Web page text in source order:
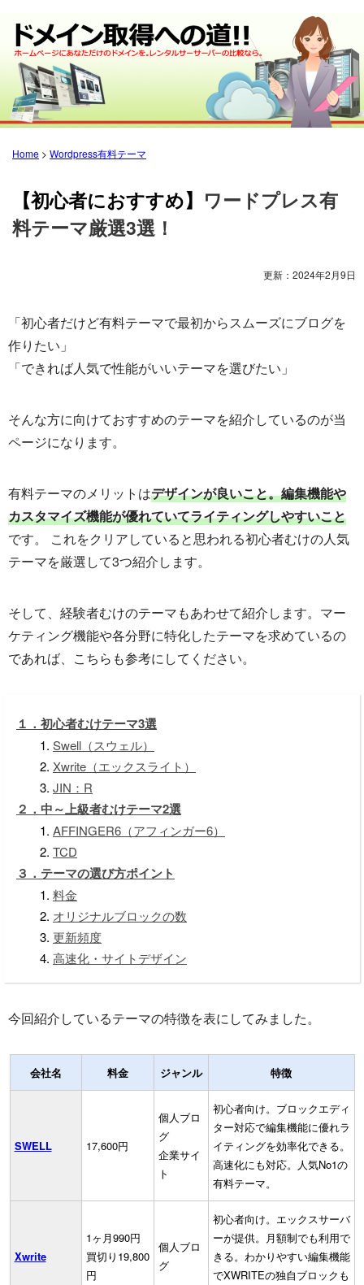
Home > Wordpress有料テーマ
【初心者におすすめ】 ワードプレス有
料テーマ厳選3選！
更新： 2024年2月9日
「初心者だけど有料テーマで最初からスムーズにブログを
作りたい」
「できれば人気で性能がいいテーマを選びたい」
そんな方に向けておすすめのテーマを紹介しているのが当
ページになります。
有料テーマのメリットはデザインが良いこと。編集機能や
カスタマイズ機能が優れていてライティングしやすいこと
です。 これをクリアしていると思われる初心者むけの人気
テーマを厳選して3つ紹介します。
そして、経験者むけのテーマもあわせて紹介します。マー
ケティング機能や各分野に特化したテーマを求めているの
であれば、こちらも参考にしてください。
１．初心者むけテーマ3選
Swell（スウェル）
Xwrite（エックスライト）
JIN：R
２．中～上級者むけテーマ2選
AFFINGER6（アフィンガー6）
TCD
３．テーマの選び方ポイント
料金
オリジナルブロックの数
更新頻度
高速化・サイトデザイン
今回紹介しているテーマの特徴を表にしてみました。
会社名 料金 ジャンル 特徴
SWELL 17,600円
個人ブロ
グ
企業サイ
ト
初心者向け。ブロックエディ
ター対応で編集機能に優れラ
イティングを効率化できる。
高速化にも対応。人気No1の
有料テーマ。
Xwrite
1ヶ月990円
買切り19,800
円
個人ブロ
グ
初心者向け。エックスサーバ
ーが提供。月額制でも利用で
きる。わかりやすい編集機能
でXWRITEの独自ブロックも